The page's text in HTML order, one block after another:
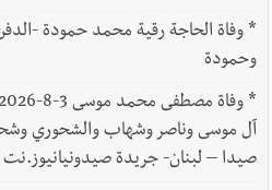
*
وحمودة
*
آل موسى وناصر وشهاب والشحوري
صيدا – لبنان- جريدة